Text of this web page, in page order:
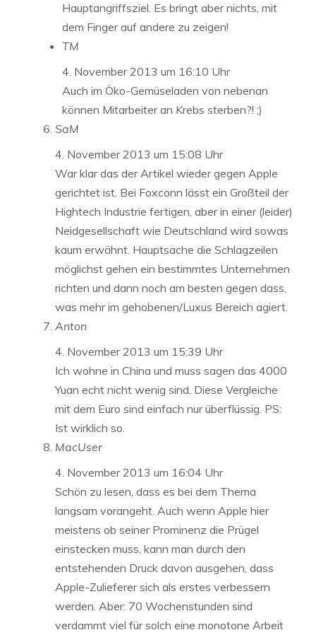
Hauptangriffsziel. Es bringt aber nichts, mit
dem Finger auf andere zu zeigen!
TM
4. November 2013 um 16:10 Uhr
Auch im Öko-Gemüseladen von nebenan
können Mitarbeiter an Krebs sterben?! ;)
SaM
4. November 2013 um 15:08 Uhr
War klar das der Artikel wieder gegen Apple
gerichtet ist. Bei Foxconn lässt ein Großteil der
Hightech Industrie fertigen, aber in einer (leider)
Neidgesellschaft wie Deutschland wird sowas
kaum erwähnt. Hauptsache die Schlagzeilen
möglichst gehen ein bestimmtes Unternehmen
richten und dann noch am besten gegen dass,
was mehr im gehobenen/Luxus Bereich agiert.
Anton
4. November 2013 um 15:39 Uhr
Ich wohne in China und muss sagen das 4000
Yuan echt nicht wenig sind. Diese Vergleiche
mit dem Euro sind einfach nur überflüssig. PS:
Ist wirklich so.
MacUser
4. November 2013 um 16:04 Uhr
Schön zu lesen, dass es bei dem Thema
langsam vorangeht. Auch wenn Apple hier
meistens ob seiner Prominenz die Prügel
einstecken muss, kann man durch den
entstehenden Druck davon ausgehen, dass
Apple-Zulieferer sich als erstes verbessern
werden. Aber: 70 Wochenstunden sind
verdammt viel für solch eine monotone Arbeit